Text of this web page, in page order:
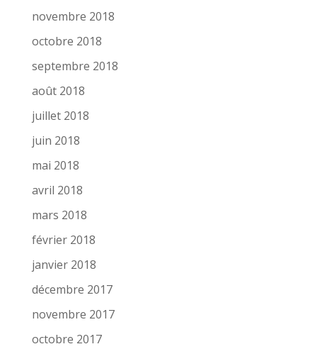
novembre 2018
octobre 2018
septembre 2018
août 2018
juillet 2018
juin 2018
mai 2018
avril 2018
mars 2018
février 2018
janvier 2018
décembre 2017
novembre 2017
octobre 2017